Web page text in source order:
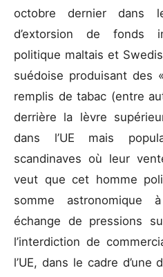
octobre dernier dans
d’extorsion de fonds
politique maltais et
suédoise produisant des
remplis de tabac (entre
derrière la lèvre
dans l’UE mais
scandinaves où leur
veut que cet homme
somme astronomique
échange de pressions
l’interdiction de
l’UE, dans le cadre